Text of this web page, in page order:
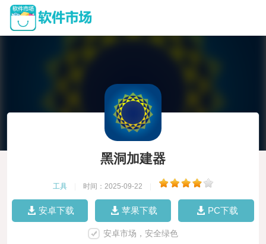
黑洞加建器
工具 时间：2025-09-22
安卓下载 苹果下载 PC下载
安卓市场，安全绿色